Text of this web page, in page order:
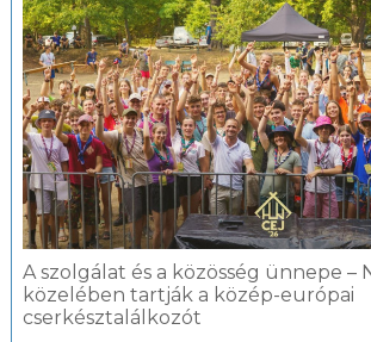
A szolgálat és a közösség ünnepe –
közelében tartják a közép-európai
cserkésztalálkozót